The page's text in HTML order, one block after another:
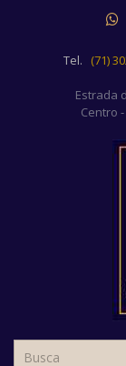
Tel. (71)
Estrada
Centro